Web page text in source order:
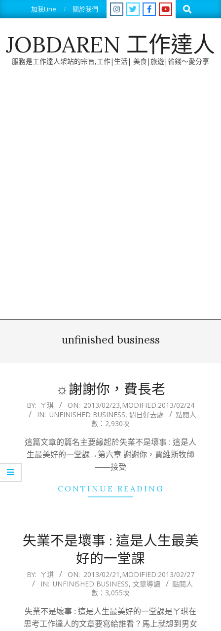
to
加我Line 關於我們 Search
JOBDAREN 工作達人
服務是工作達人架站的宗旨,工作|生活| 美食|旅遊|省錢～愛分享
unfinished business
☼謝謝你，費長老
2013-
02-
BY: ㄚ琪 ON: 2013/02/23,MODIFIED:2013/02/24
IN: UNFINISHED BUSINESS, 週日好去處
點閱人
數：2,930次
這篇文章的篇名主要緣起於失業不是壞事 : 這是人
生最美好的一堂課→第六章 謝謝你，賈維斯牧師
——接受
CONTINUE READING
失業不是壞事 : 這是人生最美
好的一堂課
2013-
02-
BY: ㄚ琪 ON: 2013/02/21 ,MODIFIED:2013/02/27
IN: UNFINISHED BUSINESS, 文章導讀
點閱人
數：3,055次
失業不是壞事 : 這是人生最美好的一堂課是ㄚ琪在
思考工作達人的文章要寫給誰看？馬上就想到男女